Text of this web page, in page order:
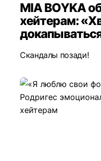
MIA BOYKA
хейтерам:
Скандалы позади!